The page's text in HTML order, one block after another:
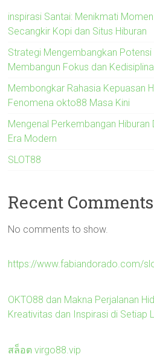
inspirasi Santai: Menikmati
Secangkir Kopi dan Situs Hiburan
Strategi Mengembangkan Potensi
Membangun Fokus dan
Membongkar Rahasia Kepuasan
Fenomena okto88 Masa Kini
Mengenal Perkembangan
Era Modern
SLOT88
Recent Comments
No comments to show.
https://www.fabiandorado.com/
OKTO88 dan Makna Perjalanan
Kreativitas dan Inspirasi di Setiap
สล็อต virgo88.vip